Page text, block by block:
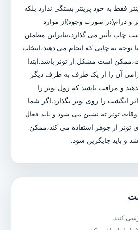
فقط به خود پرینتر بستگی ندارد بلکه
و درام(در صورت وجود)از موارد
چاپ تأثیر می گذارد،بنابراین مطمئن
توجه به چاپی که انجام می دهید،انتخاب
است مشکل از تونر باشد.ابتدا
آرامی آن را از یک طرف به طرف دیگر
و مراقب باشید که رول تونر را
انگشت را روی تونر بگذارد.اگر شما
تونر ته نشین می شود و باید فعال
تونر از جوهر استفاده می کند،ممکن
باید جایگزین شود.
کنید.